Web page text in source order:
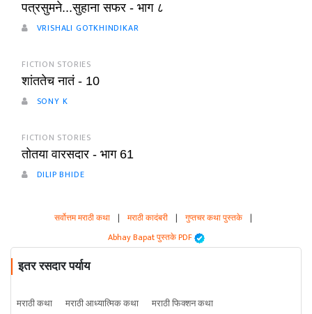
पत्रसुमने...सुहाना सफर - भाग ८
VRISHALI GOTKHINDIKAR
FICTION STORIES
शांततेच नातं - 10
SONY K
FICTION STORIES
तोतया वारसदार - भाग 61
DILIP BHIDE
सर्वोत्तम मराठी कथा | मराठी कादंबरी | गुप्तचर कथा पुस्तके |
Abhay Bapat पुस्तके PDF
इतर रसदार पर्याय
मराठी कथा मराठी आध्यात्मिक कथा
मराठी फिक्शन कथा